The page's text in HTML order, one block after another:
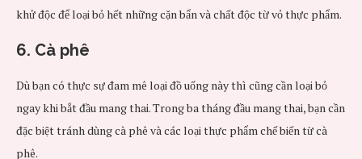
khử độc để loại bỏ hết những cặn bẩn và chất độc từ vỏ thực phẩm.
6. Cà phê
Dù bạn có thực sự đam mê loại đồ uống này thì cũng cần loại bỏ
ngay khi bắt đầu mang thai. Trong ba tháng đầu mang thai, bạn cần
đặc biệt tránh dùng cà phê và các loại thực phẩm chế biến từ cà
phê.